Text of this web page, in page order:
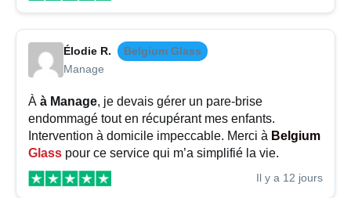
Élodie R.
Belgium Glass
Manage
À à Manage, je devais gérer un pare-brise
endommagé tout en récupérant mes enfants.
Intervention à domicile impeccable. Merci à Belgium
Glass pour ce service qui m’a simplifié la vie.
Il y a 12 jours